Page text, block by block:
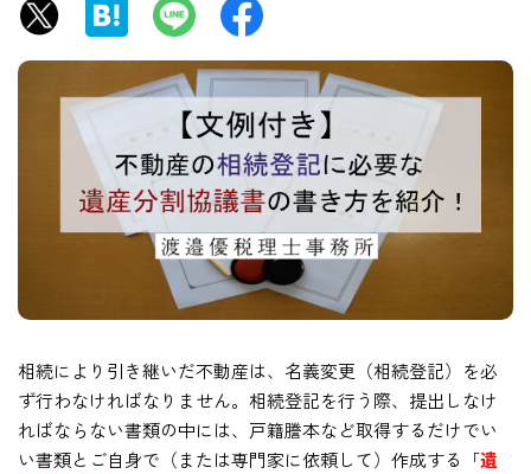
相続により引き継いだ不動産は、名義変更（相続登記）を必
ず行わなければなりません。相続登記を行う際、提出しなけ
ればならない書類の中には、戸籍謄本など取得するだけでい
い書類とご自身で（または専門家に依頼して）作成する「遺